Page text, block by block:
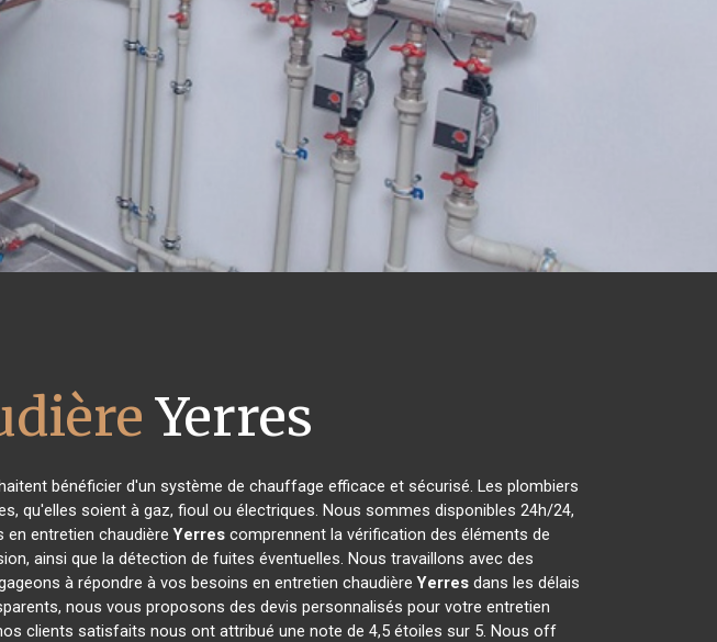
Yerres
bénéficier d'un système de chauffage efficace et sécurisé. Les plombiers
qu'elles soient à gaz, fioul ou électriques. Nous sommes disponibles 24h/24,
en entretien chaudièreYerrescomprennent la vérification des éléments de
ainsi que la détection de fuites éventuelles. Nous travaillons avec des
à répondre à vos besoins en entretien chaudièreYerresdans les délais
nous vous proposons des devis personnalisés pour votre entretien
clients satisfaits nous ont attribué une note de 4,5 étoiles sur 5. Nous off